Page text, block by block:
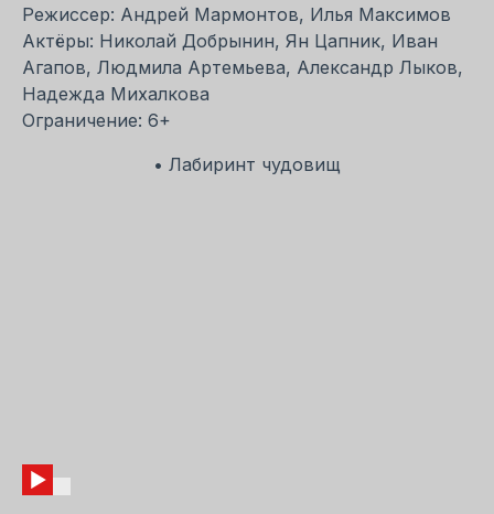
Режиссер: Андрей Мармонтов, Илья Максимов
Актёры: Николай Добрынин, Ян Цапник, Иван
Агапов, Людмила Артемьева, Александр Лыков,
Надежда Михалкова
Ограничение: 6+
• Лабиринт чудовищ